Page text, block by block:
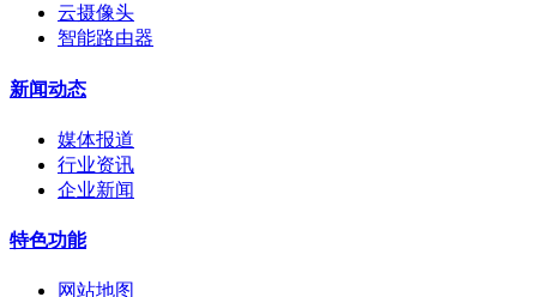
云摄像头
智能路由器
新闻动态
媒体报道
行业资讯
企业新闻
特色功能
网站地图